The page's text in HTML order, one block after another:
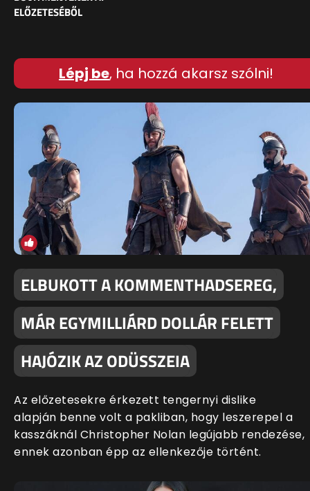
ELŐZETESÉBŐL
Lépj be, ha hozzá akarsz szólni!
ELBUKOTT A KOMMENTHADSEREG,
MÁR EGYMILLIÁRD DOLLÁR FELETT
HAJÓZIK AZ ODÜSSZEIA
Az előzetesekre érkezett tengernyi dislike
alapján benne volt a pakliban, hogy leszerepel a
kasszáknál Christopher Nolan legújabb rendezése,
ennek azonban épp az ellenkezője történt.